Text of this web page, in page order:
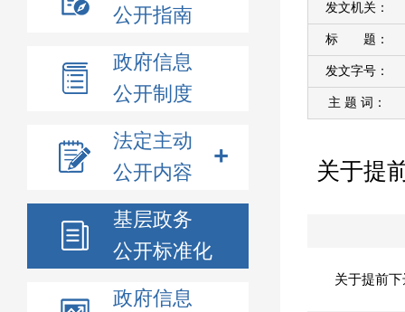
公开指南
政府信息
公开制度
法定主动
公开内容
基层政务
公开标准化
政府信息
发文机关：
标 题：
发文字号：
主 题 词：
关于提
关于提前